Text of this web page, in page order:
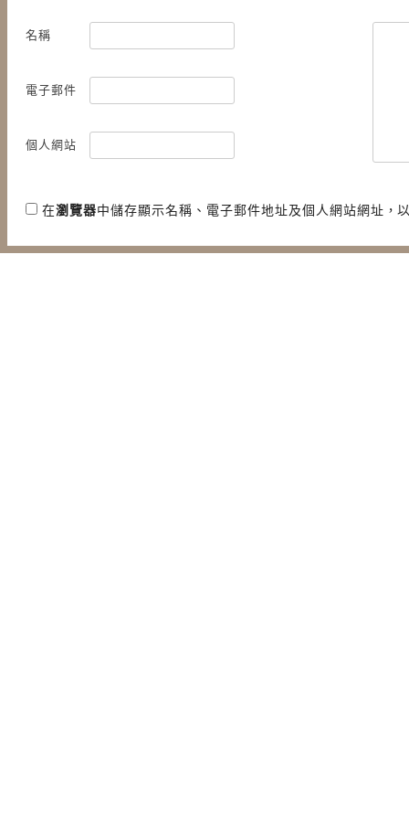
名稱
電子郵件
個人網站
在瀏覽器中儲存顯示名稱、電子郵件地址及個人網站網址，